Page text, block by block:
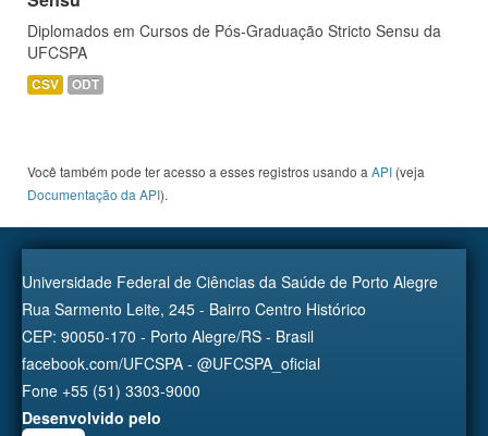
Diplomados em Cursos de Pós-Graduação Stricto Sensu da
UFCSPA
CSV ODT
Você também pode ter acesso a esses registros usando a API (veja
Documentação da API).
Universidade Federal de Ciências da Saúde de Porto Alegre
Rua Sarmento Leite, 245 - Bairro Centro Histórico
CEP: 90050-170 - Porto Alegre/RS - Brasil
facebook.com/UFCSPA - @UFCSPA_oficial
Fone +55 (51) 3303-9000
Desenvolvido pelo